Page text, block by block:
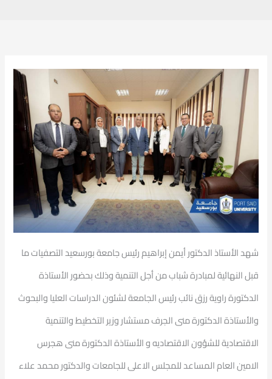
شهد الأستاذ الدكتور أيمن إبراهيم رئيس جامعة بورسعيد التصفيات ما
قبل النهائية لمبادرة شباب من أجل التنمية وذلك بحضور الأستاذة
الدكتورة راوية رزق نائب رئيس الجامعة لشئون الدراسات العليا والبحوث
والأستاذة الدكتورة منى الجرف مستشار وزير التخطيط والتنمية
الاقتصادية للشؤون الاقتصاديه و الأستاذة الدكتورة منى هجرس
الامين العام المساعد للمجلس الاعلى للجامعات والدكتور محمد علاء